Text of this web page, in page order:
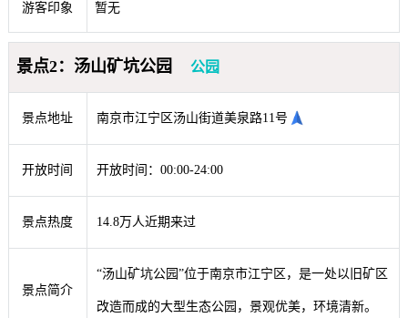
游客印象 暂无
景点2：汤山矿坑公园 公园
景点地址 南京市江宁区汤山街道美泉路11号
开放时间 开放时间：00:00-24:00
景点热度 14.8万人近期来过
景点简介
“汤山矿坑公园”位于南京市江宁区，是一处以旧矿区
改造而成的大型生态公园，景观优美，环境清新。